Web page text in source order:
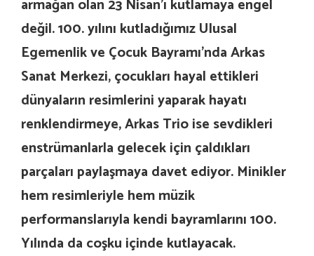
armağan olan 23 Nisan’ı kutlamaya engel
değil. 100. yılını kutladığımız Ulusal
Egemenlik ve Çocuk Bayramı’nda Arkas
Sanat Merkezi, çocukları hayal ettikleri
dünyaların resimlerini yaparak hayatı
renklendirmeye, Arkas Trio ise sevdikleri
enstrümanlarla gelecek için çaldıkları
parçaları paylaşmaya davet ediyor. Minikler
hem resimleriyle hem müzik
performanslarıyla kendi bayramlarını 100.
Yılında da coşku içinde kutlayacak.